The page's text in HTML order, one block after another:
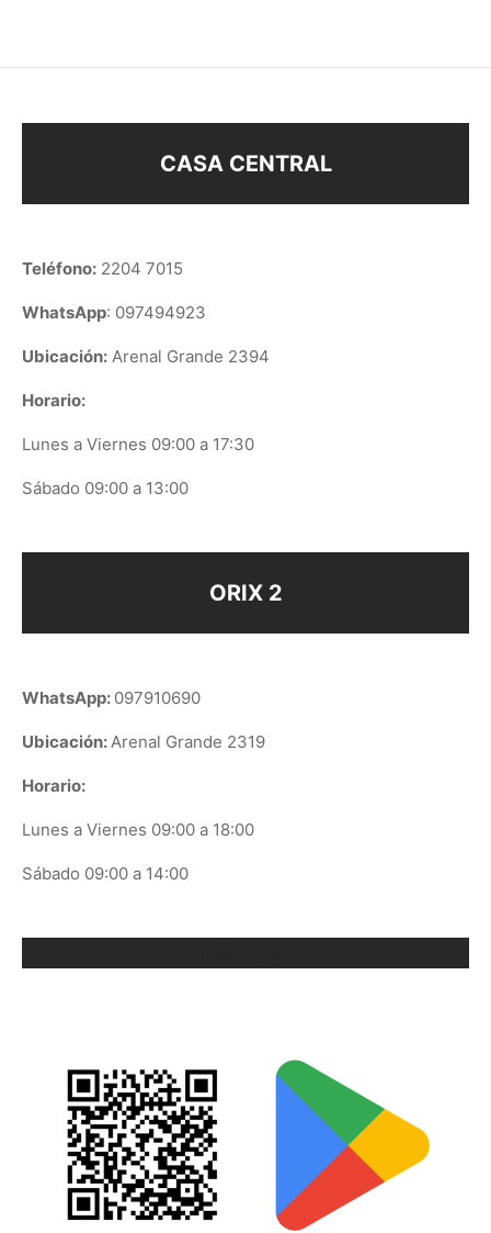
CASA CENTRAL
Teléfono: 2204 7015
WhatsApp: 097494923
Ubicación: Arenal Grande 2394
Horario:
Lunes a Viernes 09:00 a 17:30
Sábado 09:00 a 13:00
ORIX 2
WhatsApp: 097910690
Ubicación:Arenal Grande 2319
Horario:
Lunes a Viernes 09:00 a 18:00
Sábado 09:00 a 14:00